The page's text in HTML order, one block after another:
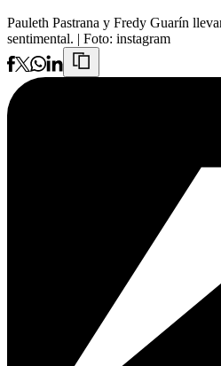
Pauleth Pastrana y Fredy Guarín
sentimental. | Foto: instagram